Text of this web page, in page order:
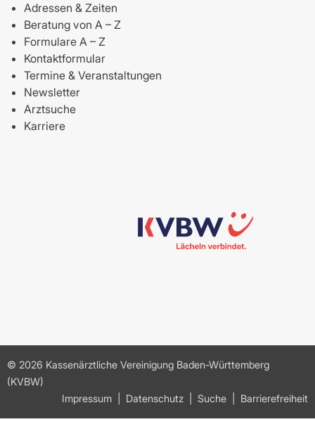
Adressen & Zeiten
Beratung von A – Z
Formulare A – Z
Kontaktformular
Termine & Veranstaltungen
Newsletter
Arztsuche
Karriere
© 2026 Kassenärztliche Vereinigung Baden-Württemberg
(KVBW)
Impressum
Datenschutz Suche Barrierefreiheit